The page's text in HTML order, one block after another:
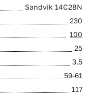
Sandvik 14C28N
230
100
25
3.5
59-61
117